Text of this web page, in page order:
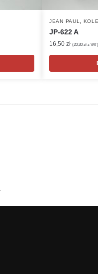
JEAN PAUL
JP-622 A
16,50 zł (20,30 zł z VAT)